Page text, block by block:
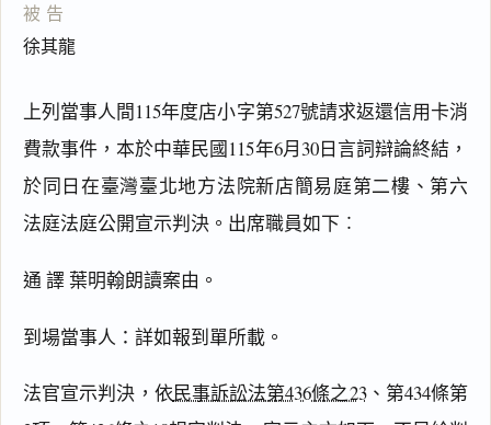
被告
徐其龍
上列當事人間115年度店小字第527號請求返還信用卡消
費款事件，本於中華民國115年6月30日言詞辯論終結，
於同日在臺灣臺北地方法院新店簡易庭第二樓、第六
法庭法庭公開宣示判決。出席職員如下︰
通 譯 葉明翰朗讀案由。
到場當事人：詳如報到單所載。
法官宣示判決，依民事訴訟法第436條之23、第434條第